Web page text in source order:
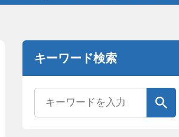
キーワード検索